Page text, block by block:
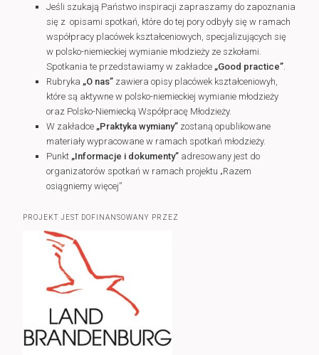
Jeśli szukają Państwo inspiracji zapraszamy do zapoznania
się z opisami spotkań, które do tej pory odbyły się w ramach
współpracy placówek kształceniowych, specjalizujących się
w polsko-niemieckiej wymianie młodzieży ze szkołami.
Spotkania te przedstawiamy w zakładce„Good practice”.
Rubryka „O nas”zawiera opisy placówek kształceniowyh,
które są aktywne w polsko-niemieckiej wymianie młodzieży
oraz Polsko-Niemiecką Współpracę Młodzieży.
W zakładce „Praktyka wymiany”zostaną opublikowane
materiały wypracowane w ramach spotkań młodzieży.
Punkt „Informacje i dokumenty”adresowany jest do
organizatorów spotkań w ramach projektu „Razem
osiągniemy więcej”
PROJEKT JEST DOFINANSOWANY PRZEZ